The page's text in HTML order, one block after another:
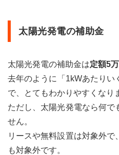
太陽光発電の補助金
太陽光発電の補助金は定額5
去年のように「1kWあたりい
で、とてもわかりやすくなり
ただし、太陽光発電なら何で
せん。
リースや無料設置は対象外
も対象外です。